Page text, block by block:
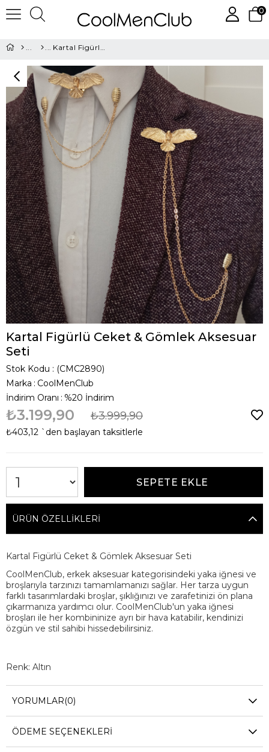
0
Kartal Figürlü Ceket & Gömlek Aksesuar Seti
Kartal Figürlü Ceket & Gömlek Aksesuar
Seti
Stok Kodu
(CMC2890)
Marka : CoolMenClub
İndirim Oranı : %20 İndirim
₺3.999,90
₺3.199,90
₺403,12 `den başlayan taksitlerle
ÜRÜN ÖZELLIKLERI
Kartal Figürlü Ceket & Gömlek Aksesuar Seti
CoolMenClub, erkek aksesuar kategorisindeki yaka iğnesi ve
broşlarıyla tarzınızı tamamlamanızı sağlar. Her tarza uygun
farklı tasarımlardaki broşlar, şıklığınızı ve zarafetinizi ön plana
çıkarmanıza yardımcı olur. CoolMenClub'un yaka iğnesi
broşları ile her kombininize ayrı bir hava katabilir, kendinizi
özgün ve stil sahibi hissedebilirsiniz.
Renk: Altın
Materyal: Metal
iğnesi, 1 adet gömlek yaka düğmesi
YORUMLAR(0)
ÖDEME SEÇENEKLERI